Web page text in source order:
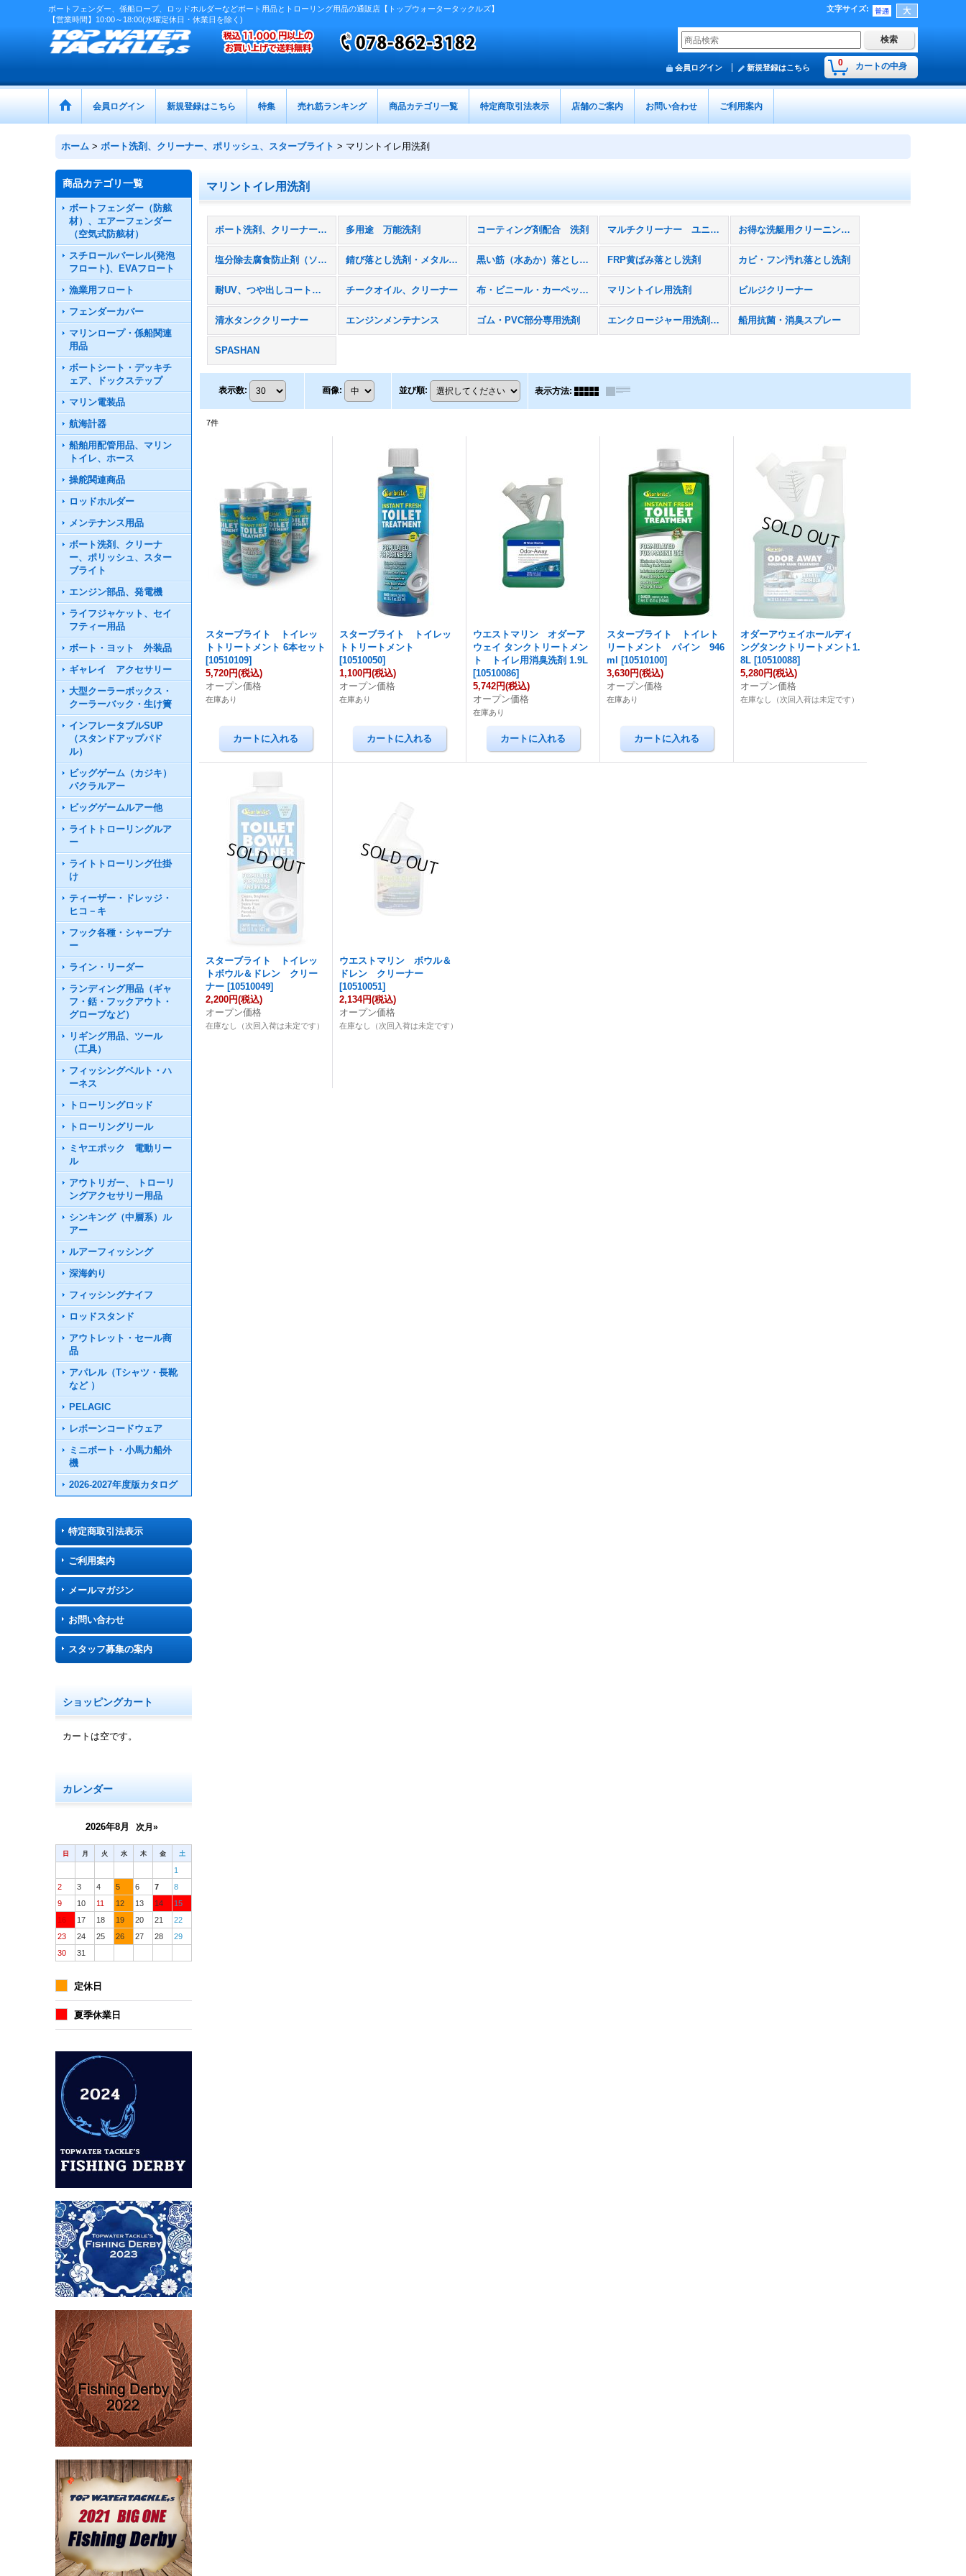
ボートフェンダー、係船ロープ、ロッドホルダーなどボート用品とトローリング用品の通販店【トップウォータータックルズ】
【営業時間】10:00～18:00(水曜定休日・休業日を除く)
文字サイズ:
0 カートの中身
会員ログイン 新規登録はこちら
会員ログイン 新規登録はこちら 特集 売れ筋ランキング 商品カテゴリ一覧 特定商取引法表示 店舗のご案内 お問い合わせ ご利用案内
ホーム > ボート洗剤、クリーナー、ポリッシュ、スターブライト > マリントイレ用洗剤
商品カテゴリ一覧
ボートフェンダー（防舷
材）、エアーフェンダー
（空気式防舷材）
スチロールバーレル(発泡
フロート)、EVAフロート
漁業用フロート
フェンダーカバー
マリンロープ・係船関連
用品
ボートシート・デッキチ
ェア、ドックステップ
マリン電装品
航海計器
船舶用配管用品、マリン
トイレ、ホース
操舵関連商品
ロッドホルダー
メンテナンス用品
ボート洗剤、クリーナ
ー、ポリッシュ、スター
ブライト
エンジン部品、発電機
ライフジャケット、セイ
フティー用品
ボート・ヨット 外装品
ギャレイ アクセサリー
大型クーラーボックス・
クーラーバック・生け簀
インフレータブルSUP
（スタンドアップパド
ル）
ビッグゲーム（カジキ）
パクラルアー
ビッグゲームルアー他
ライトトローリングルア
ー
ライトトローリング仕掛
け
ティーザー・ドレッジ・
ヒコ－キ
フック各種・シャープナ
ー
ライン・リーダー
ランディング用品（ギャ
フ・銛・フックアウト・
グローブなど）
リギング用品、ツール
（工具）
フィッシングベルト・ハ
ーネス
トローリングロッド
トローリングリール
ミヤエポック 電動リー
ル
アウトリガー、 トローリ
ングアクセサリー用品
シンキング（中層系）ル
アー
ルアーフィッシング
深海釣り
フィッシングナイフ
ロッドスタンド
アウトレット・セール商
品
アパレル（Tシャツ・長靴
など ）
PELAGIC
レボーンコードウェア
ミニボート・小馬力船外
機
2026-2027年度版カタログ
特定商取引法表示
ご利用案内
メールマガジン
お問い合わせ
スタッフ募集の案内
ショッピングカート
カートは空です。
カレンダー
2026年8月 次月»
日 月 火 水 木 金 土
1
2
3 4 5 6 7
8
9
10 11 12 13 14
15
16
17 18 19 20 21
22
23
24 25 26 27 28
29
30
31
定休日
夏季休業日
マリントイレ用洗剤
ボート洗剤、クリーナー、ポリッシュ、スターブライト (全商品) 多用途 万能洗剤 コーティング剤配合 洗剤 マルチクリーナー ユニバーサルストーン お得な洗艇用クリーニングセット
塩分除去腐食防止剤（ソルトオフ） 錆び落とし洗剤・メタルコーティング剤 黒い筋（水あか）落とし洗剤 FRP黄ばみ落とし洗剤 カビ・フン汚れ落とし洗剤
耐UV、つや出しコート・ワックス チークオイル、クリーナー 布・ビニール・カーペット用洗剤、防水スプレー マリントイレ用洗剤 ビルジクリーナー
清水タンククリーナー エンジンメンテナンス ゴム・PVC部分専用洗剤 エンクロージャー用洗剤・コーティング剤 船用抗菌・消臭スプレー
SPASHAN
表示数: 画像: 並び順: 表示方法:
7件
スターブライト トイレッ
トトリートメント 6本セット
[10510109]
5,720円(税込)
オープン価格
在庫あり
スターブライト トイレッ
トトリートメント
[10510050]
1,100円(税込)
オープン価格
在庫あり
ウエストマリン オダーア
ウェイ タンクトリートメン
ト トイレ用消臭洗剤 1.9L
[10510086]
5,742円(税込)
オープン価格
在庫あり
スターブライト トイレト
リートメント パイン 946
ml
[10510100]
3,630円(税込)
オープン価格
在庫あり
オダーアウェイホールディ
ングタンクトリートメント1.
8L [10510088]
5,280円(税込)
オープン価格
在庫なし（次回入荷は未定です）
スターブライト トイレッ
トボウル＆ドレン クリー
ナー [10510049]
2,200円(税込)
オープン価格
在庫なし（次回入荷は未定です）
ウエストマリン ボウル＆
ドレン クリーナー
[10510051]
2,134円(税込)
オープン価格
在庫なし（次回入荷は未定です）